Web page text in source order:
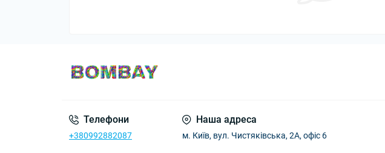
Телефони
+380992882087
Наша адреса
м. Київ, вул. Чистяківська, 2А, офіс 6